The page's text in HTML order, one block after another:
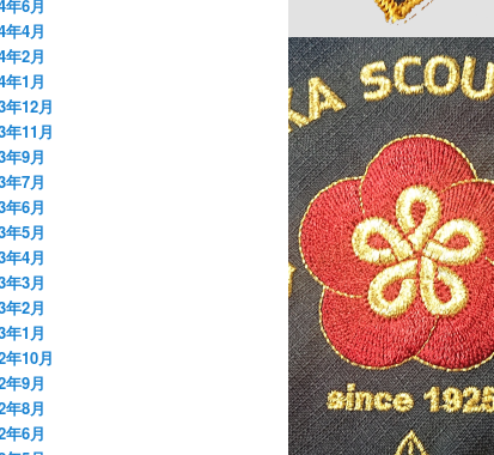
年6月
年4月
年2月
年1月
年12月
年11月
年9月
年7月
年6月
年5月
年4月
年3月
年2月
年1月
年10月
年9月
年8月
年6月